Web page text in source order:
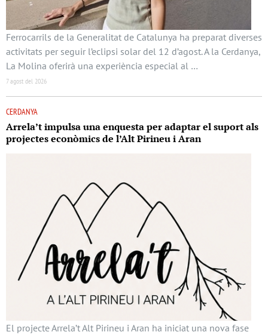
Ferrocarrils de la Generalitat de Catalunya ha preparat diverses
activitats per seguir l’eclipsi solar del 12 d’agost. A la Cerdanya,
La Molina oferirà una experiència especial al …
7 agost del 2026
CERDANYA
Arrela’t impulsa una enquesta per adaptar el suport als
projectes econòmics de l’Alt Pirineu i Aran
El projecte Arrela’t Alt Pirineu i Aran ha iniciat una nova fase